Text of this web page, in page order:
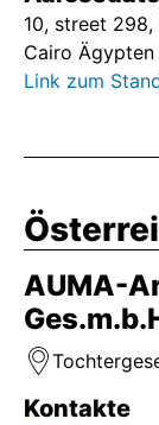
10, street
Cairo Ägypten
Link zum
AUMA-
Kontakte